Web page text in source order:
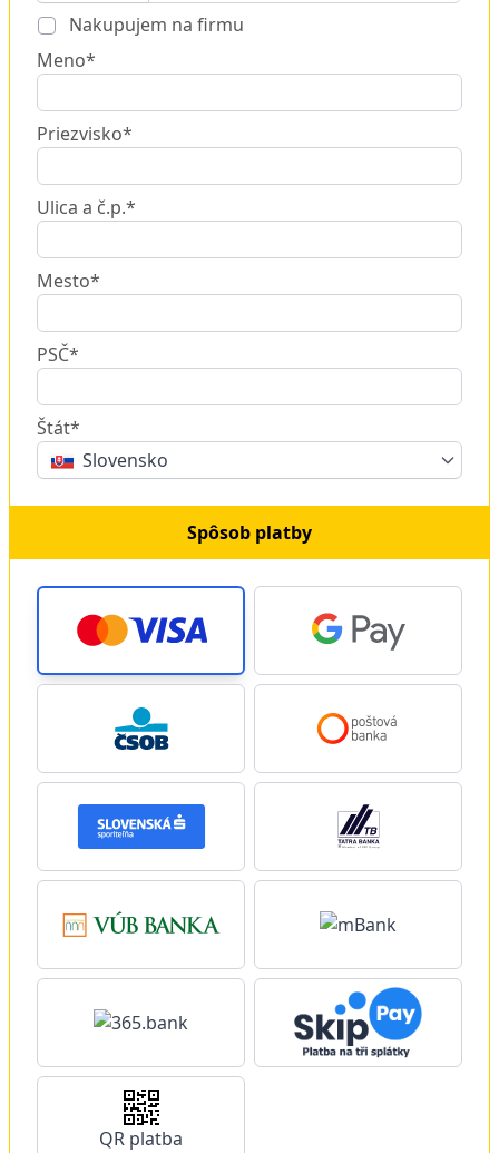
Nakupujem na firmu
Meno*
Priezvisko*
Ulica a č.p.*
Mesto*
PSČ*
Štát*
Slovensko
Spôsob platby
QR platba